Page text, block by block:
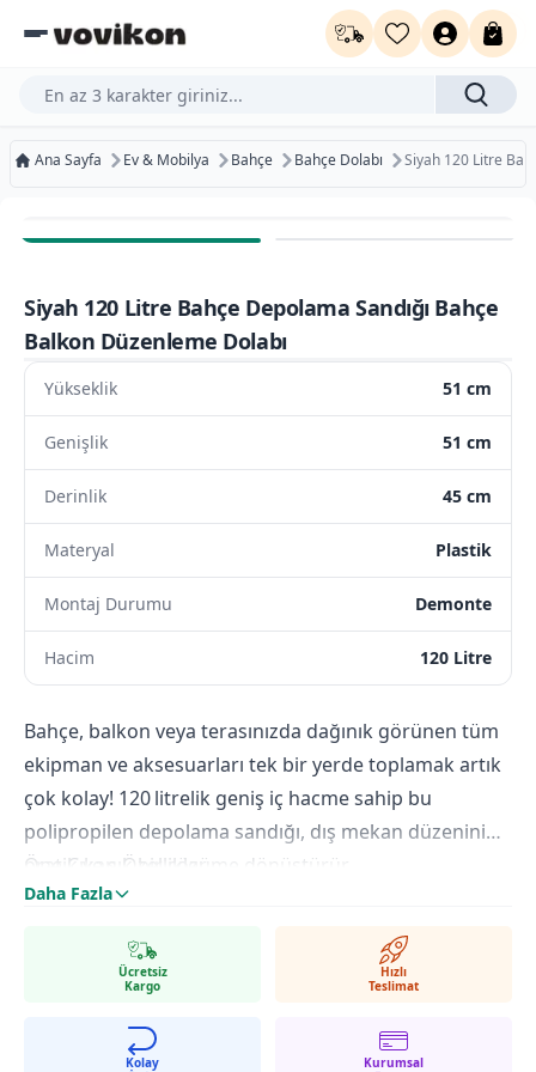
Ürün, kategori veya marka ara...
Ana Sayfa Ev & Mobilya Bahçe Bahçe Dolabı Siyah 120 Litre
Ücretsiz Kargo
Kurumsal Faturaya Uygun
Siyah 120 Litre Bahçe Depolama Sandığı Bahçe
Balkon Düzenleme Dolabı
Yükseklik 51 cm
Genişlik 51 cm
Derinlik 45 cm
Materyal Plastik
Montaj Durumu Demonte
Hacim 120 Litre
Bahçe, balkon veya terasınızda dağınık görünen tüm
ekipman ve aksesuarları tek bir yerde toplamak artık
çok kolay! 120 litrelik geniş iç hacme sahip bu
polipropilen depolama sandığı, dış mekan düzenini
pratik ve şık bir çözüme dönüştürür.
Öne Çıkan Özellikler
Dayanıklı Polipropilen Malzeme
UV ışınlarına, neme ve sıcaklık değişimlerine karşı
yüksek direnç sağlar; paslanmaz, çürümez.
Kompakt Küp Tasarım (51 × 51 × 51 cm)
Küçük alanlarda bile yer kaybı olmadan maksimum
depolama sunar; balkon köşelerine veya bahçe
Kullanım Alanları
: Saksı toprağı, eldiven ve budama makasları
Daha Fazla
Ücretsiz
Kargo
Hızlı
Teslimat
Kolay
Kurumsal